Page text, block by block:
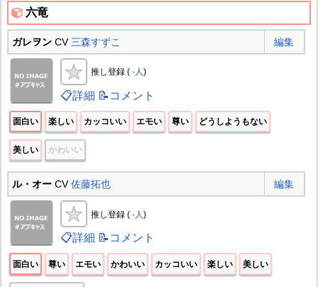
六竜
ガレヲンCV 三森すずこ 編集
推し登録 ( -人)
📋詳細 📝コメント
面白い 楽しい カッコいい エモい 尊い どうしようもない
美しい かわいい
ル・オーCV佐藤拓也 編集
推し登録 ( -人 )
📋詳細 📝コメント
面白い 尊い エモい かわいい カッコいい 楽しい 美しい